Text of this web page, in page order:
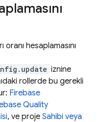
oranı hesaplamasını
iznine
rollerde bu gerekli
Firebase
Quality
, ve proje Sahibi veya